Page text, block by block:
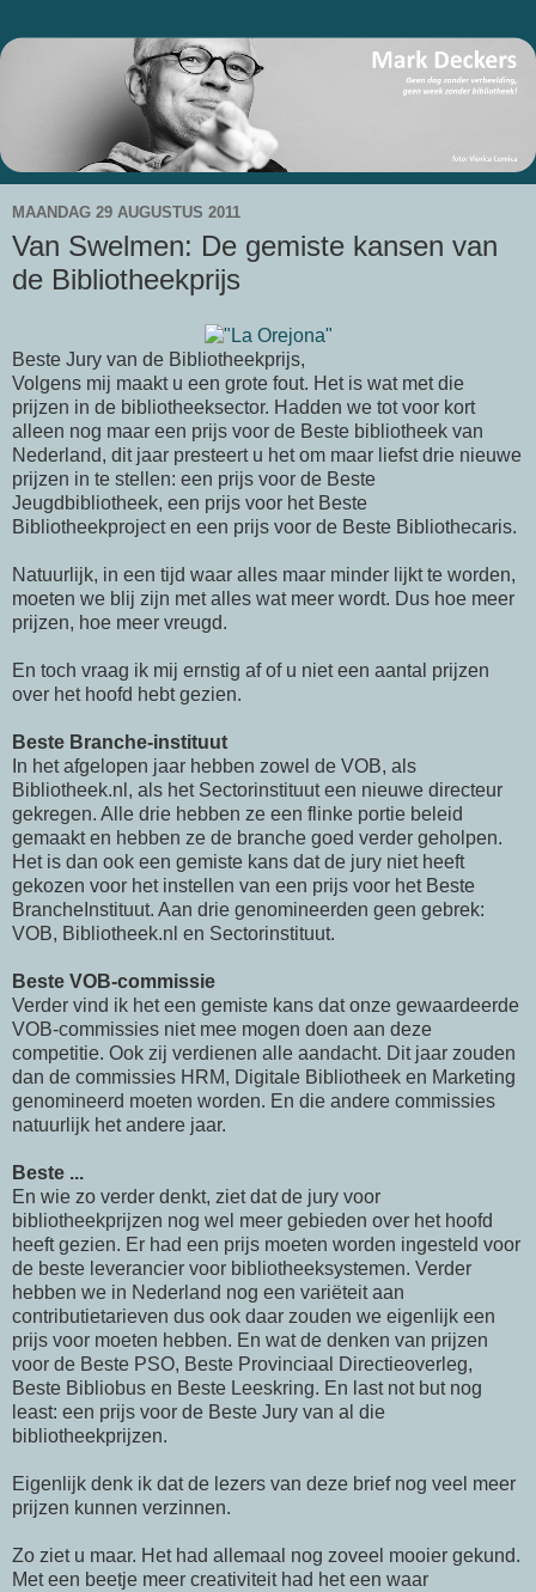
MAANDAG 29 AUGUSTUS 2011
Van Swelmen: De gemiste kansen van
de Bibliotheekprijs
Beste Jury van de Bibliotheekprijs,
Volgens mij maakt u een grote fout. Het is wat met die
prijzen in de bibliotheeksector. Hadden we tot voor kort
alleen nog maar een prijs voor de Beste bibliotheek van
Nederland, dit jaar presteert u het om maar liefst drie nieuwe
prijzen in te stellen: een prijs voor de Beste
Jeugdbibliotheek, een prijs voor het Beste
Bibliotheekproject en een prijs voor de Beste Bibliothecaris.
Natuurlijk, in een tijd waar alles maar minder lijkt te worden,
moeten we blij zijn met alles wat meer wordt. Dus hoe meer
prijzen, hoe meer vreugd.
En toch vraag ik mij ernstig af of u niet een aantal prijzen
over het hoofd hebt gezien.
Beste Branche-instituut
In het afgelopen jaar hebben zowel de VOB, als
Bibliotheek.nl, als het Sectorinstituut een nieuwe directeur
gekregen. Alle drie hebben ze een flinke portie beleid
gemaakt en hebben ze de branche goed verder geholpen.
Het is dan ook een gemiste kans dat de jury niet heeft
gekozen voor het instellen van een prijs voor het Beste
BrancheInstituut. Aan drie genomineerden geen gebrek:
VOB, Bibliotheek.nl en Sectorinstituut.
Beste VOB-commissie
Verder vind ik het een gemiste kans dat onze gewaardeerde
VOB-commissies niet mee mogen doen aan deze
competitie. Ook zij verdienen alle aandacht. Dit jaar zouden
dan de commissies HRM, Digitale Bibliotheek en Marketing
genomineerd moeten worden. En die andere commissies
natuurlijk het andere jaar.
Beste ...
En wie zo verder denkt, ziet dat de jury voor
bibliotheekprijzen nog wel meer gebieden over het hoofd
heeft gezien. Er had een prijs moeten worden ingesteld voor
de beste leverancier voor bibliotheeksystemen. Verder
hebben we in Nederland nog een variëteit aan
contributietarieven dus ook daar zouden we eigenlijk een
prijs voor moeten hebben. En wat de denken van prijzen
voor de Beste PSO, Beste Provinciaal Directieoverleg,
Beste Bibliobus en Beste Leeskring. En last not but nog
least: een prijs voor de Beste Jury van al die
bibliotheekprijzen.
Eigenlijk denk ik dat de lezers van deze brief nog veel meer
prijzen kunnen verzinnen.
Zo ziet u maar. Het had allemaal nog zoveel mooier gekund.
Met een beetje meer creativiteit had het een waar